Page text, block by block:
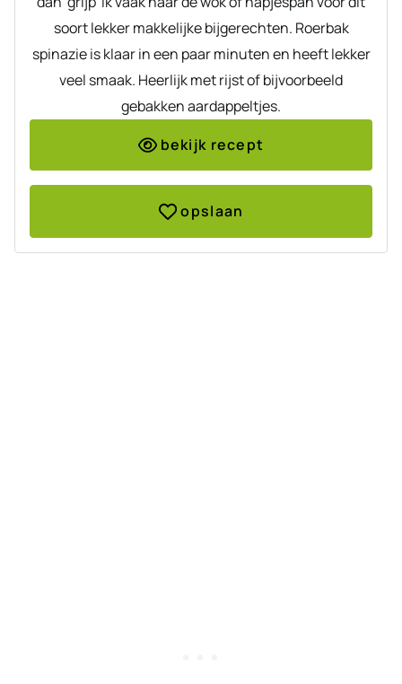
soort lekker makkelijke bijgerechten. Roerbak
spinazie is klaar in een paar minuten en heeft lekker
veel smaak. Heerlijk met rijst of bijvoorbeeld
gebakken aardappeltjes.
bekijk recept
opslaan